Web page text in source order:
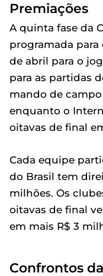
Premiações
A quinta fase da
programada para
de abril para o
para as partidas
mando de
enquanto o
oitavas de final
Cada equipe
do Brasil tem
milhões. Os
oitavas de final
em mais R$ 3
Confrontos